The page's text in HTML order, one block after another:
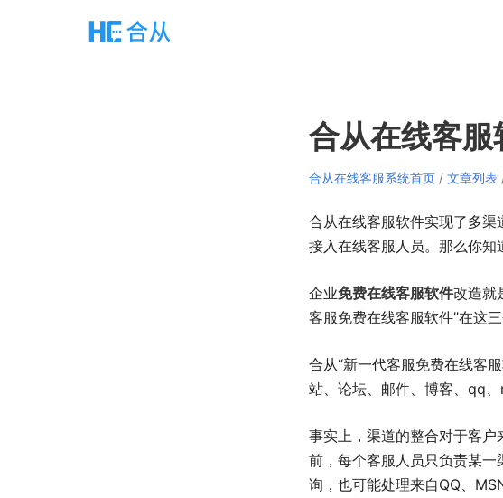
合从在线客
合从在线客服系统首页 / 文章列表
合从在线客服软件实现了多
接入在线客服人员。那么你知
企业免费在线客服软件改造就
客服免费在线客服软件”在这三
合从“新一代客服免费在线客
站、论坛、邮件、博客、qq
事实上，渠道的整合对于客
前，每个客服人员只负责某
询，也可能处理来自QQ、